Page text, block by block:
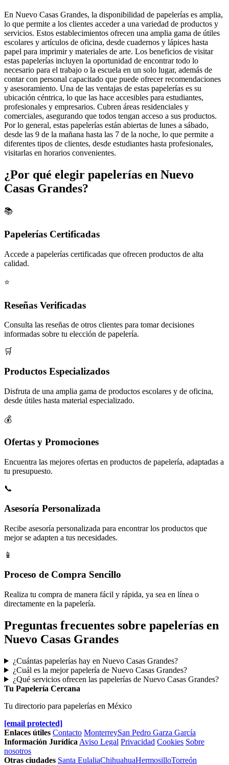
En Nuevo Casas Grandes, la disponibilidad de papelerías es amplia,
lo que permite a los clientes acceder a una variedad de productos y
servicios. Estos establecimientos ofrecen una amplia gama de útiles
escolares y artículos de oficina, desde cuadernos y lápices hasta
papel para imprimir y materiales de arte. Los beneficios de visitar
estas papelerías incluyen la oportunidad de encontrar todo lo
necesario para el trabajo o la escuela en un solo lugar, además de
contar con personal capacitado que puede ofrecer recomendaciones
y asesoramiento. Una de las ventajas de estas papelerías es su
ubicación céntrica, lo que las hace accesibles para estudiantes,
profesionales y empresarios. Cubren áreas residenciales y
comerciales, asegurando que todos tengan acceso a sus productos.
Por lo general, estas papelerías están abiertas de lunes a sábado,
desde las 9 de la mañana hasta las 7 de la noche, lo que permite a
diferentes tipos de clientes, desde estudiantes hasta profesionales,
visitarlas en horarios convenientes.
¿Por qué elegir papelerías en Nuevo
Casas Grandes?
📚
Papelerías Certificadas
Accede a papelerías certificadas que ofrecen productos de alta
calidad.
⭐
Reseñas Verificadas
Consulta las reseñas de otros clientes para tomar decisiones
informadas sobre tu elección de papelería.
🛒
Productos Especializados
Disfruta de una amplia gama de productos escolares y de oficina,
desde útiles hasta material especializado.
💰
Ofertas y Promociones
Encuentra las mejores ofertas en productos de papelería, adaptadas a
tu presupuesto.
📞
Asesoría Personalizada
Recibe asesoría personalizada para encontrar los productos que
mejor se adapten a tus necesidades.
📱
Proceso de Compra Sencillo
Realiza tu compra de manera fácil y rápida, ya sea en línea o
directamente en la papelería.
Preguntas frecuentes sobre papelerías en
Nuevo Casas Grandes
¿Cuántas papelerías hay en Nuevo Casas Grandes?
¿Cuál es la mejor papelería de Nuevo Casas Grandes?
¿Qué servicios ofrecen las papelerías de Nuevo Casas Grandes?
Tu Papelería Cercana
Tu directorio para papelerías en México
[email protected]
Enlaces útiles Contacto MonterreySan Pedro Garza García
Información Jurídica Aviso Legal Privacidad Cookies Sobre
nosotros
Otras ciudades Santa EulaliaChihuahuaHermosilloTorreón